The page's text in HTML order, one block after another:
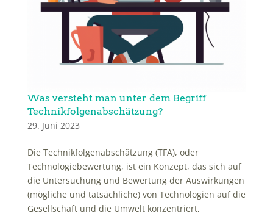
Was versteht man unter dem Begriff
Technikfolgenabschätzung?
29. Juni 2023
Die Technikfolgenabschätzung (TFA), oder
Technologiebewertung, ist ein Konzept, das sich auf
die Untersuchung und Bewertung der Auswirkungen
(mögliche und tatsächliche) von Technologien auf die
Gesellschaft und die Umwelt konzentriert,